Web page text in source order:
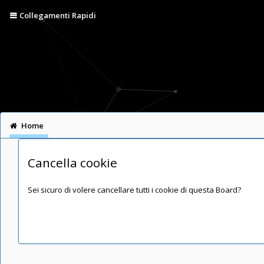
Collegamenti Rapidi
Home
Cancella cookie
Sei sicuro di volere cancellare tutti i cookie di questa Board?